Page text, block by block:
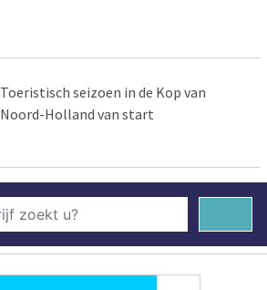
Toeristisch seizoen in de Kop van
Noord-Holland van start